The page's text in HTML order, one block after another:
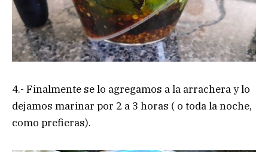
4.- Finalmente se lo agregamos a la arrachera y lo
dejamos marinar por 2 a 3 horas ( o toda la noche,
como prefieras).